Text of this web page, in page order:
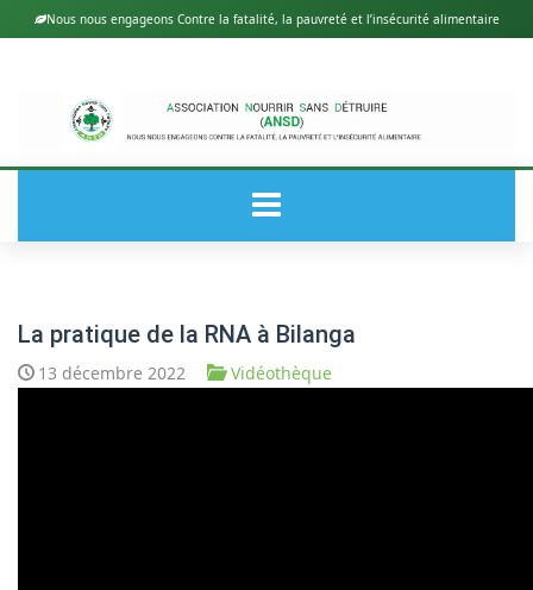
Nous nous engageons Contre la fatalité, la pauvreté et l’insécurité alimentaire
A PROPOS DE ANSD
La pratique de la RNA à Bilanga
13 décembre 2022 Vidéothèque